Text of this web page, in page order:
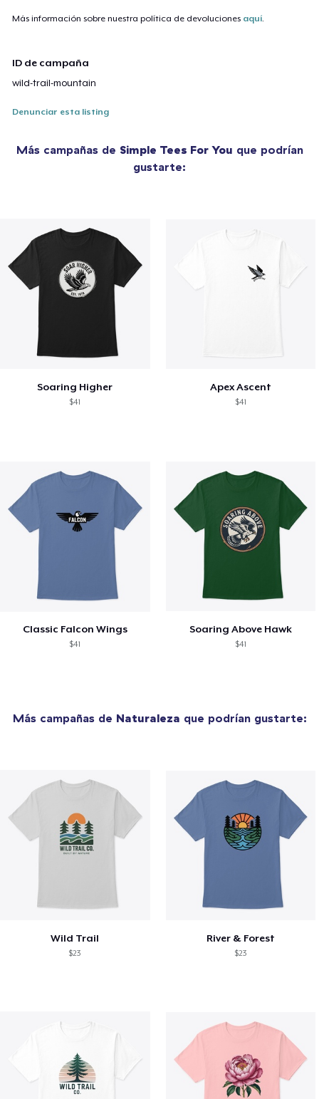
Más información sobre nuestra política de devoluciones aquí
ID de campaña
wild-trail-mountain
Denunciar esta listing
Más campañas de Simple Tees For You que podrían
gustarte:
Soaring Higher
$41
Apex Ascent
$41
Classic Falcon Wings
$41
Soaring Above Hawk
$41
Más campañas de Naturaleza que podrían gustarte:
Wild Trail
$23
River & Forest
$23